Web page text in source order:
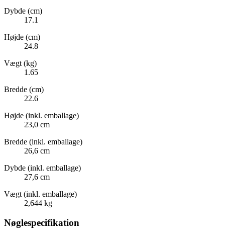
Dybde (cm)
17.1
Højde (cm)
24.8
Vægt (kg)
1.65
Bredde (cm)
22.6
Højde (inkl. emballage)
23,0 cm
Bredde (inkl. emballage)
26,6 cm
Dybde (inkl. emballage)
27,6 cm
Vægt (inkl. emballage)
2,644 kg
Nøglespecifikation